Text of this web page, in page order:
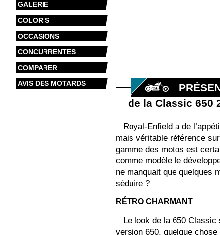
GALERIE
COLORIS
OCCASIONS
CONCURRENTES
COMPARER
AVIS DES MOTARDS
de la Classic 650
Royal-Enfield a de
mais véritable référence
gamme des motos est
comme modèle le
ne manquait que quelques
séduire ?
RÉTRO CHARMANT
Le look de la 650 Classic
version 650, quelque